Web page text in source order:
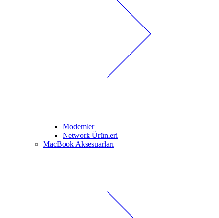
Modemler
Network Ürünleri
MacBook Aksesuarları